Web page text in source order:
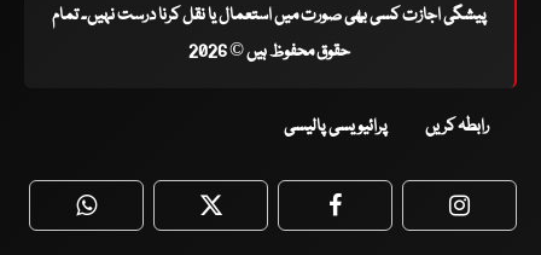
پیشگی اجازت کسی بھی صورت میں استعمال یا نقل کرنا درست نہیں۔ تمام
حقوق محفوظ ہیں © 2026
رابطہ کریں پرائیویسی پالیسی
WhatsApp Twitter Facebook